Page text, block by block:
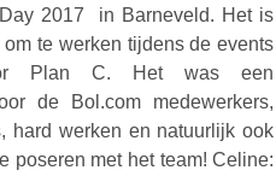
2017 in Barneveld. Het is
te werken tijdens de events
Plan C. Het was een
de Bol.com medewerkers,
hard werken en natuurlijk ook
poseren met het team! Celine: